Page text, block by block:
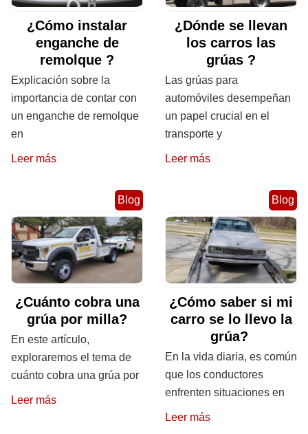
¿Cómo instalar
enganche de
remolque ?
Explicación sobre la
importancia de contar con
un enganche de remolque
en
Leer más
¿Dónde se llevan
los carros las
grúas ?
Las grúas para
automóviles desempeñan
un papel crucial en el
transporte y
Leer más
Blog
¿Cuánto cobra una
grúa por milla?
En este artículo,
exploraremos el tema de
cuánto cobra una grúa por
Leer más
Blog
¿Cómo saber si mi
carro se lo llevo la
grúa?
En la vida diaria, es común
que los conductores
enfrenten situaciones en
Leer más